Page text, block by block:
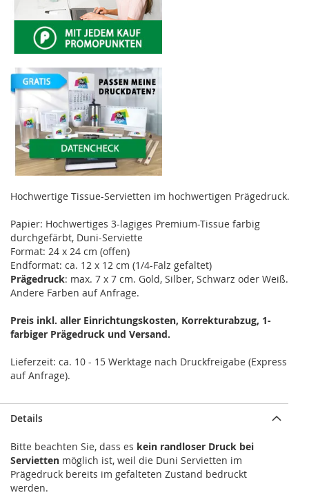
Hochwertige Tissue-Servietten im hochwertigen Prägedruck.
Papier: Hochwertiges 3-lagiges Premium-Tissue farbig
durchgefärbt, Duni-Serviette
Format: 24 x 24 cm (offen)
Prägedruck: max. 7 x 7 cm. Gold, Silber, Schwarz oder Weiß.
Andere Farben auf Anfrage.
Preis inkl. aller Einrichtungskosten, Korrekturabzug, 1-
farbiger Prägedruck und Versand.
Lieferzeit: ca. 10 - 15 Werktage nach Druckfreigabe (Express
auf Anfrage).
Details
Bitte beachten Sie, dass es kein randloser Druck bei
Servietten möglich ist, weil die Duni Servietten im
Prägedruck bereits im gefalteten Zustand bedruckt
werden.